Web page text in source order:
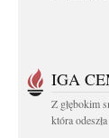
IGA
Z głębokim
która